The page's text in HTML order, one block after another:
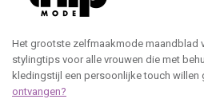
Het grootste zelfmaakmode maandblad
stylingtips voor alle vrouwen die met
kledingstijl een persoonlijke touch willen
ontvangen?